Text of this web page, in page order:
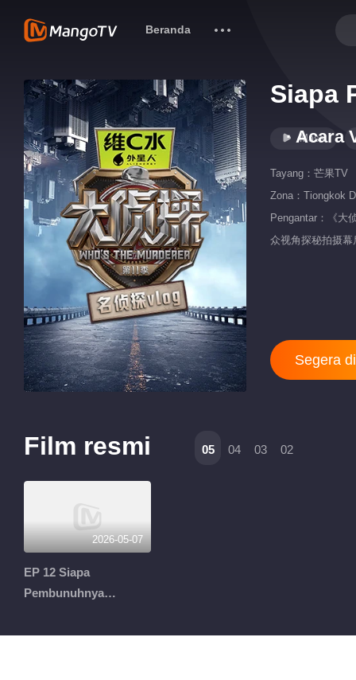
Beranda
Siapa
· Acara
Mass
Tayang： 芒果TV
Zona： Tiongkok
Pengantar：《大
众视角探秘拍摄
Segera
Film resmi 05 04 03 02
2026-05-07
EP 12 Siapa
Pembunuhnya